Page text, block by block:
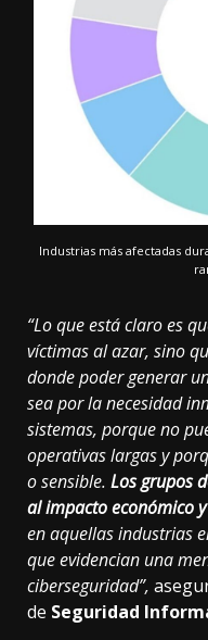
Industrias más afectadas
“Lo que está claro es
víctimas al azar, sino
donde poder generar
sea por la necesidad
sistemas, porque no
operativas largas y
o sensible. Los grupos
al impacto económico
en aquellas industrias
que evidencian una
ciberseguridad”,
de Seguridad